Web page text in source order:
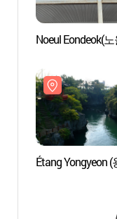
Noeul Eondeok(
Étang Yongyeon (